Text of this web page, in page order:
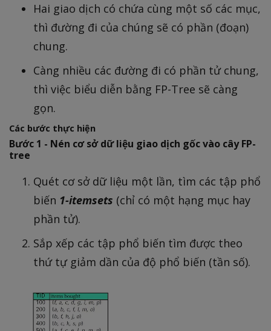
Hai giao dịch có chứa cùng một số các mục,
thì đường đi của chúng sẽ có phần (đoạn)
chung.
Càng nhiều các đường đi có phần tử chung,
thì việc biểu diễn bằng FP-Tree sẽ càng
gọn.
Các bước thực hiện
Bước 1 - Nén cơ sở dữ liệu giao dịch gốc vào cây FP-
tree
Quét cơ sở dữ liệu một lần, tìm các tập phổ
biến 1-itemsets (chỉ có một hạng mục hay
phần tử).
Sắp xếp các tập phổ biến tìm được theo
thứ tự giảm dần của độ phổ biến (tần số).